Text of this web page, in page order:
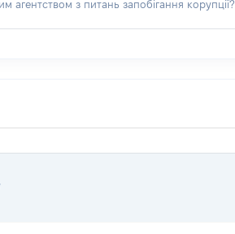
з питань запобігання корупції?